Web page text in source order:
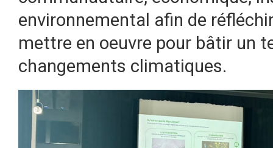
environnemental afin de
mettre en oeuvre pour bâtir un
changements climatiques.